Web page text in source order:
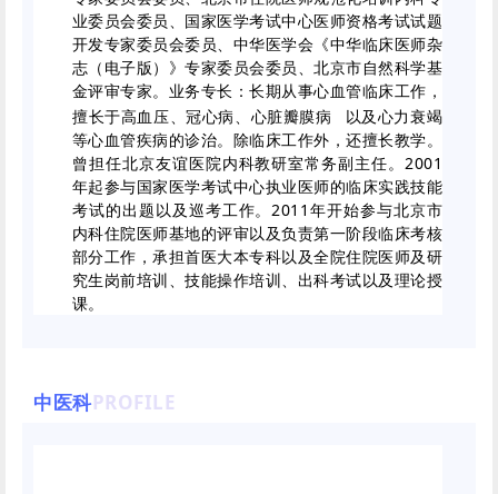
业委员会委员、国家医学考试中心医师资格考试试题
开发专家委员会委员、中华医学会《中华临床医师杂
志（电子版）》专家委员会委员、北京市自然科学基
金评审专家。业务专长：长期从事心血管临床工作，
擅长于高血压、冠心病、 心脏瓣膜病
以及心力衰竭
等心血管疾病的诊治。除临床工作外，还擅长教学。
曾担任北京友谊医院内科教研室常务副主任。2001
年起参与国家医学考试中心执业医师的临床实践技能
考试的出题以及巡考工作。2011年开始参与北京市
内科住院医师基地的评审以及负责第一阶段临床考核
部分工作，承担首医大本专科以及全院住院医师及研
究生岗前培训、技能操作培训、出科考试以及理论授
课。
中医科PROFILE